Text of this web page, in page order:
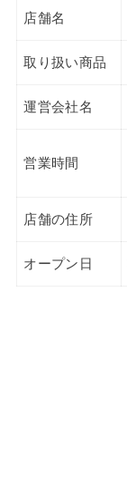
店舗名
取り扱い商品
運営会社名
営業時間
店舗の住所
オープン日